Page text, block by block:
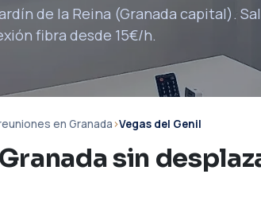
de la Reina (Granada capital).
fibra desde 15€/h.
en Granada›Vegas del Genil
sin